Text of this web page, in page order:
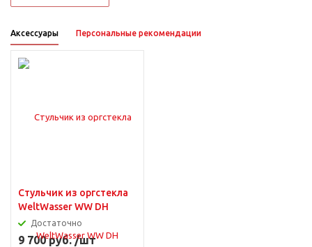
Аксессуары Персональные рекомендации
Стульчик из оргстекла
WeltWasser WW DH
Достаточно
9 700 руб. /шт